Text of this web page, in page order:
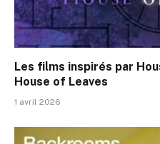
Les films inspirés par
House of Leaves
1 avril 2026